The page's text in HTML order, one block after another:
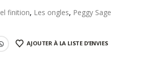
finition, Les ongles, Peggy Sage
AJOUTER À LA LISTE D’ENVIES